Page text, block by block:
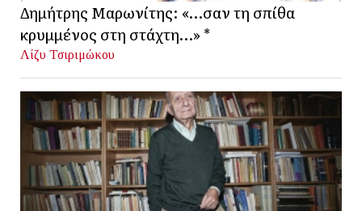
Δημήτρης Μαρωνίτης: «…σαν τη σπίθα
κρυμμένος στη στάχτη…» *
Λίζυ Τσιριμώκου